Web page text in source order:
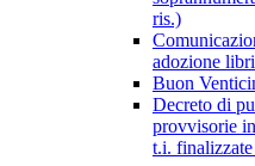
ris.)
adozione
Buon
Decreto di
provvisorie
t.i.